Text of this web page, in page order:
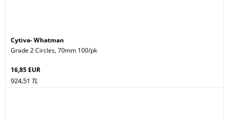
Cytiva- Whatman
Grade 2 Circles, 70mm 100/pk
16,85 EUR
924,51 TL